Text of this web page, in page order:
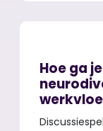
Hoe ga